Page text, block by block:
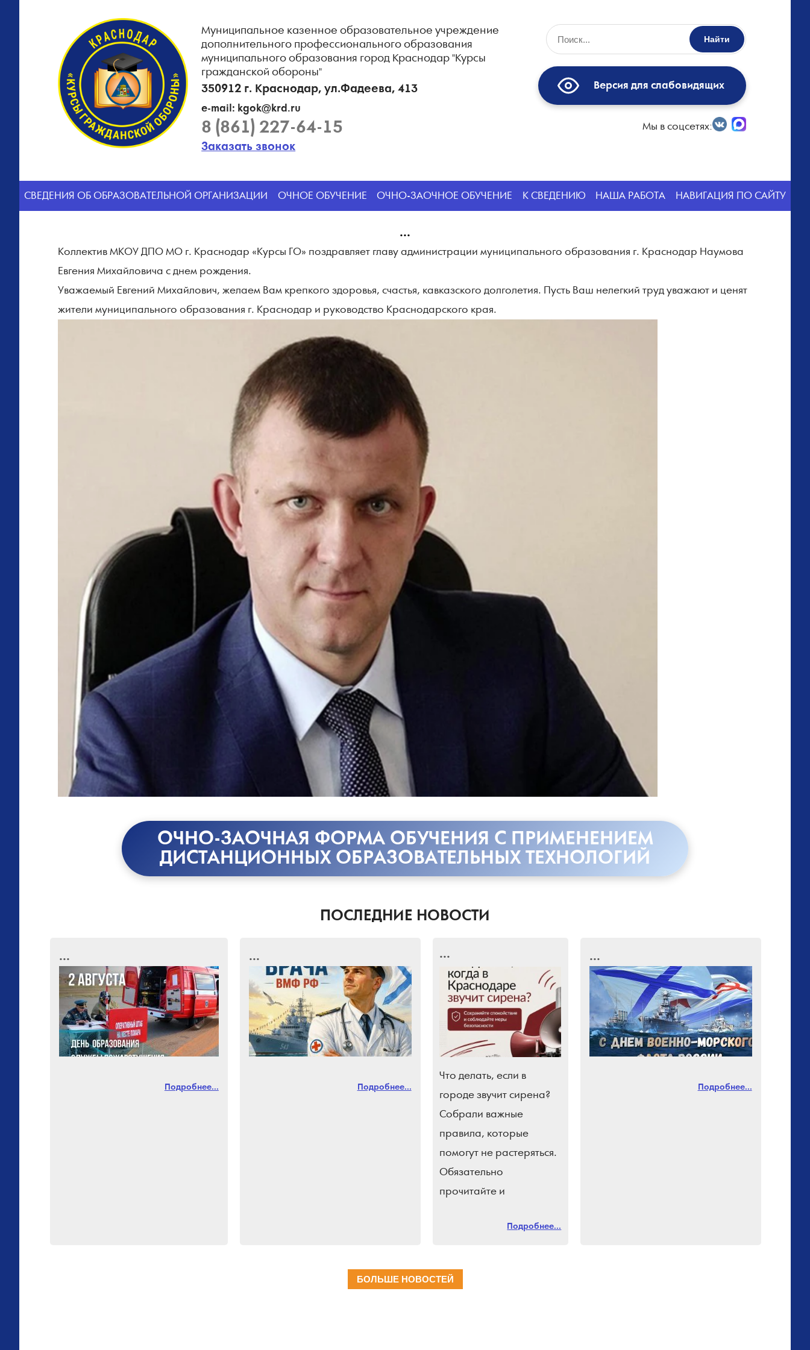
Муниципальное казенное образовательное учреждение
дополнительного профессионального образования
муниципального образования город Краснодар "Курсы
гражданской обороны"
350912 г. Краснодар, ул.Фадеева, 413
e-mail: kgok@krd.ru
8 (861) 227-64-15
Заказать звонок
Найти
Версия для слабовидящих
Мы в соцсетях:
CВЕДЕНИЯ ОБ ОБРАЗОВАТЕЛЬНОЙ ОРГАНИЗАЦИИ ОЧНОЕ ОБУЧЕНИЕ ОЧНО-ЗАОЧНОЕ ОБУЧЕНИЕ К СВЕДЕНИЮ НАША РАБОТА НАВИГАЦИЯ ПО САЙТУ
...
Коллектив МКОУ ДПО МО г. Краснодар «Курсы ГО» поздравляет главу администрации муниципального образования г. Краснодар Наумова
Евгения Михайловича с днем рождения.
Уважаемый Евгений Михайлович, желаем Вам крепкого здоровья, счастья, кавказского долголетия. Пусть Ваш нелегкий труд уважают и ценят
жители муниципального образования г. Краснодар и руководство Краснодарского края.
ОЧНО-ЗАОЧНАЯ ФОРМА ОБУЧЕНИЯ С ПРИМЕНЕНИЕМ
ДИСТАНЦИОННЫХ ОБРАЗОВАТЕЛЬНЫХ ТЕХНОЛОГИЙ
ПОСЛЕДНИЕ НОВОСТИ
...
Подробнее...
...
Подробнее...
...
Что делать, если в
городе звучит сирена?
Собрали важные
правила, которые
помогут не растеряться.
Обязательно
прочитайте и
Подпишись на
известия»
Подробнее...
...
Подробнее...
БОЛЬШЕ НОВОСТЕЙ